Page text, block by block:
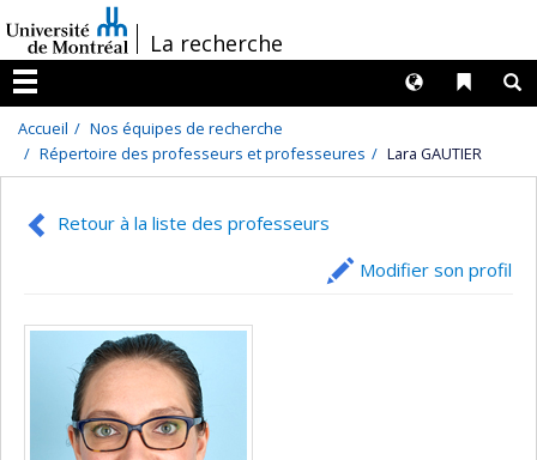
au
contenu
/La recherche
Menu
Liens
Langues
Accueil
Nos équipes de recherche
Répertoire des professeurs et professeures
Lara GAUTIER
Retour à la liste des professeurs
Modifier son profil